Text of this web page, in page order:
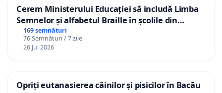
Cerem Ministerului Educației să includă Limba
Semnelor și alfabetul Braille în școlile din
Republica Moldova!
169 semnături
76 Semnături / 7 zile
26 Jul 2026
Opriți eutanasierea câinilor și pisicilor în Bacău